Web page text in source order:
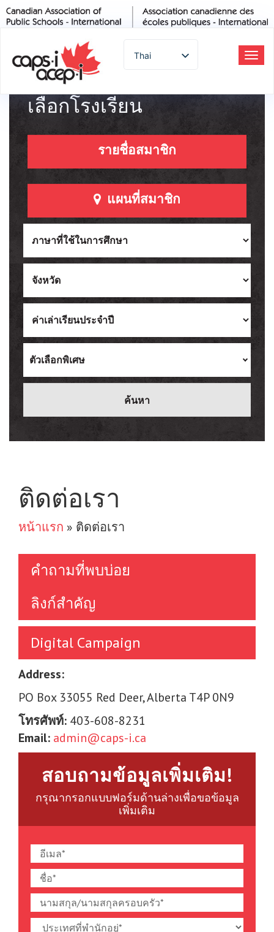
Thai
Spanish
French
Italian
Russian
Japanese
Vietnamese
สลับ
ทาง
เลือกโรงเรียน
รายชื่อสมาชิก
แผนที่สมาชิก
ตัวเลือกพิเศษ
ติดต่อเรา
หน้าแรก » ติดต่อเรา
คำถามที่พบบ่อย
ลิงก์สำคัญ
Digital Campaign
Address:
PO Box 33055 Red Deer, Alberta T4P 0N9
โทรศัพท์: 403-608-8231
Email: admin@caps-i.ca
สอบถามข้อมูลเพิ่มเติม!
กรุณากรอกแบบฟอร์มด้านล่างเพื่อขอข้อมูล
เพิ่มเติม